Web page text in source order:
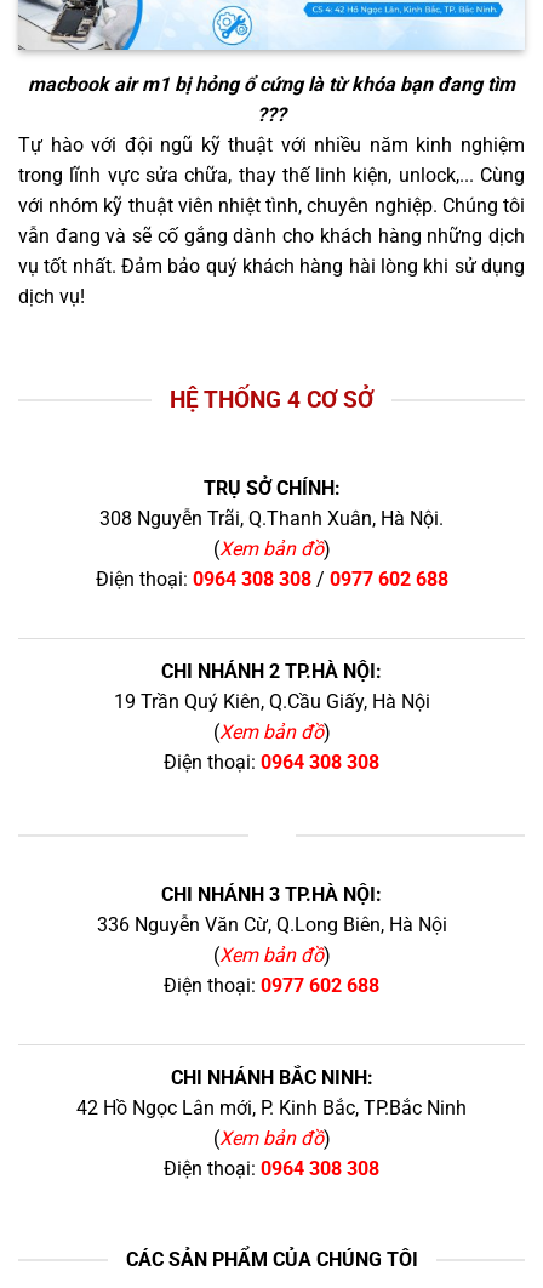
macbook air m1 bị hỏng ổ cứnglà từ khóa bạn đang tìm
???
Tự hào với đội ngũ kỹ thuật với nhiều năm kinh nghiệm
trong lĩnh vực sửa chữa, thay thế linh kiện, unlock,... Cùng
với nhóm kỹ thuật viên nhiệt tình, chuyên nghiệp. Chúng tôi
vẫn đang và sẽ cố gắng dành cho khách hàng những dịch
vụ tốt nhất. Đảm bảo quý khách hàng hài lòng khi sử dụng
dịch vụ!
HỆ THỐNG 4 CƠ SỞ
TRỤ SỞ CHÍNH:
308 Nguyễn Trãi, Q.Thanh Xuân, Hà Nội.
(Xem bản đồ)
Điện thoại: 0964 308 308/ 0977 602 688
CHI NHÁNH 2 TP.HÀ NỘI:
19 Trần Quý Kiên, Q.Cầu Giấy, Hà Nội
(Xem bản đồ)
Điện thoại: 0964 308 308
CHI NHÁNH 3 TP.HÀ NỘI:
336 Nguyễn Văn Cừ, Q.Long Biên, Hà Nội
(Xem bản đồ)
Điện thoại: 0977 602 688
CHI NHÁNH BẮC NINH:
42 Hồ Ngọc Lân mới, P. Kinh Bắc, TP.Bắc Ninh
(Xem bản đồ)
Điện thoại: 0964 308 308
CÁC SẢN PHẨM CỦA CHÚNG TÔI